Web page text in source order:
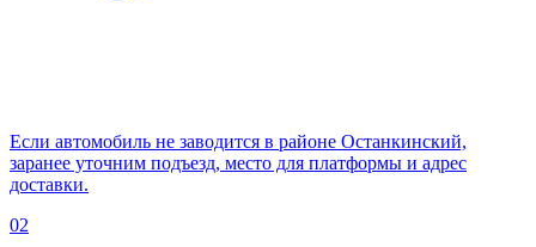
Если автомобиль не заводится в районе Останкинский,
заранее уточним подъезд, место для платформы и адрес
доставки.
02